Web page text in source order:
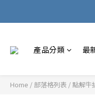
產品分類 最
Home / 部落格列表 / 點解牛